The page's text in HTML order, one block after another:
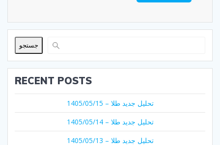
جستجو
RECENT POSTS
تحلیل جدید طلا – 1405/05/15
تحلیل جدید طلا – 1405/05/14
تحلیل جدید طلا – 1405/05/13